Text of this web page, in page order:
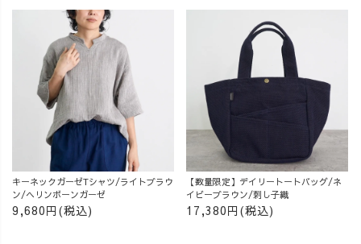
キーネックガーゼTシャツ/ライトブラウ
ン/ヘリンボーンガーゼ
9,680円(税込)
【数量限定】デイリートートバッグ/ネ
イビーブラウン/刺し子織
17,380円(税込)